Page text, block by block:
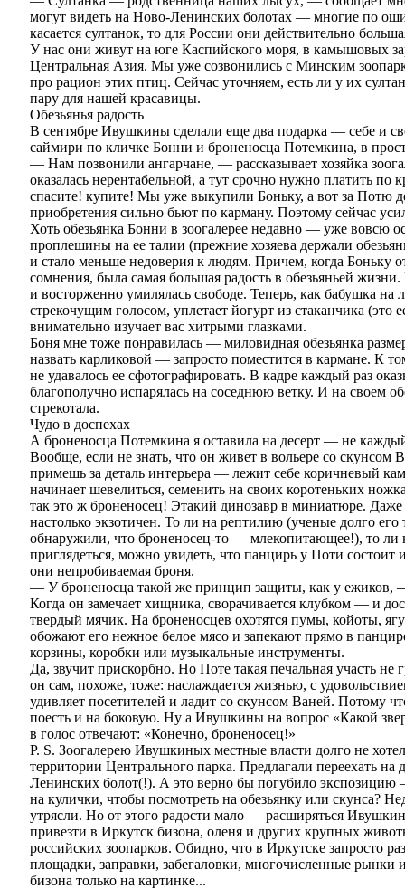
могут видеть на Ново-Ленинских болотах — многие по
касается султанок, то для России они действительно
У нас они живут на юге Каспийского моря, в камышовых
Центральная Азия. Мы уже созвонились с Минским
про рацион этих птиц. Сейчас уточняем, есть ли у их
пару для нашей красавицы.
Обезьянья радость
В сентябре Ивушкины сделали еще два подарка — себе и
саймири по кличке Бонни и броненосца Потемкина, в
— Нам позвонили ангарчане, — рассказывает хозяйка
оказалась нерентабельной, а тут срочно нужно платить
спасите! купите! Мы уже выкупили Боньку, а вот за Потю
приобретения сильно бьют по карману. Поэтому сейчас
Хоть обезьянка Бонни в зоогалерее недавно — уже вовсю
проплешины на ее талии (прежние хозяева держали
и стало меньше недоверия к людям. Причем, когда Боньку
сомнения, была самая большая радость в обезьяньей
и восторженно умилялась свободе. Теперь, как бабушка на
стрекочущим голосом, уплетает йогурт из стаканчика (это
внимательно изучает вас хитрыми глазками.
Боня мне тоже понравилась — миловидная обезьянка
назвать карликовой — запросто поместится в кармане. К
не удавалось ее сфотографировать. В кадре каждый раз
благополучно испарялась на соседнюю ветку. И на своем
стрекотала.
Чудо в доспехах
А броненосца Потемкина я оставила на десерт — не
Вообще, если не знать, что он живет в вольере со скунсом
примешь за деталь интерьера — лежит себе коричневый
начинает шевелиться, семенить на своих коротеньких
так это ж броненосец! Этакий динозавр в миниатюре.
настолько экзотичен. То ли на рептилию (ученые долго
обнаружили, что броненосец-то — млекопитающее!), то ли
приглядеться, можно увидеть, что панцирь у Поти
они непробиваемая броня.
— У броненосца такой же принцип защиты, как у
Когда он замечает хищника, сворачивается клубком — и
твердый мячик. На броненосцев охотятся пумы, койоты,
обожают его нежное белое мясо и запекают прямо в
корзины, коробки или музыкальные инструменты.
Да, звучит прискорбно. Но Поте такая печальная участь не
он сам, похоже, тоже: наслаждается жизнью, с
удивляет посетителей и ладит со скунсом Ваней. Потому
поесть и на боковую. Ну а Ивушкины на вопрос «Какой
в голос отвечают: «Конечно, броненосец!»
P. S. Зоогалерею Ивушкиных местные власти долго не
территории Центрального парка. Предлагали переехать на
Ленинских болот(!). А это верно бы погубило экспозицию
на кулички, чтобы посмотреть на обезьянку или скунса?
утрясли. Но от этого радости мало — расширяться
привезти в Иркутск бизона, оленя и других крупных
российских зоопарков. Обидно, что в Иркутске запросто
площадки, заправки, забегаловки, многочисленные
бизона только на картинке...